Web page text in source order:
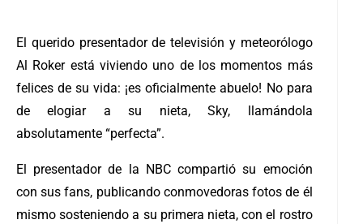
El querido presentador de televisión y meteorólogo
Al Roker está viviendo uno de los momentos más
felices de su vida: ¡es oficialmente abuelo! No para
de elogiar a su nieta, Sky, llamándola
absolutamente “perfecta”.
El presentador de la NBC compartió su emoción
con sus fans, publicando conmovedoras fotos de él
mismo sosteniendo a su primera nieta, con el rostro